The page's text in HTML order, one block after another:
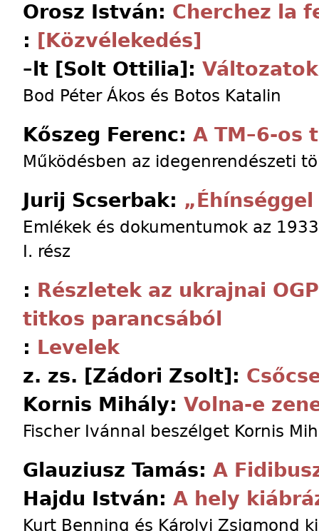
Orosz István: Cherchez la
: [Közvélekedés]
–lt [Solt Ottilia]:
Bod Péter Ákos és Botos Katalin
Kőszeg Ferenc: A TM–6-os
Működésben az idegenrendészeti
Jurij Scserbak:
Emlékek és dokumentumok az
I. rész
: Részletek az ukrajnai
titkos parancsából
: Levelek
z. zs. [Zádori Zsolt]:
Kornis Mihály: Volna-e
Fischer Ivánnal beszélget Kornis
Glauziusz Tamás: A
Hajdu István: A hely
Kurt Benning és Károlyi Zsigmond